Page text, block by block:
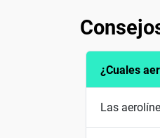
¿Cuales
Las